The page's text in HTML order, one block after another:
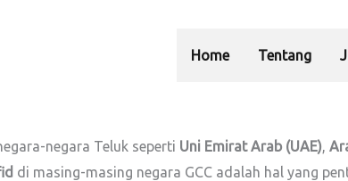
Home Tentang
negara Teluk seperti Uni Emirat Arab (UAE),
di masing-masing negara GCC adalah hal yang